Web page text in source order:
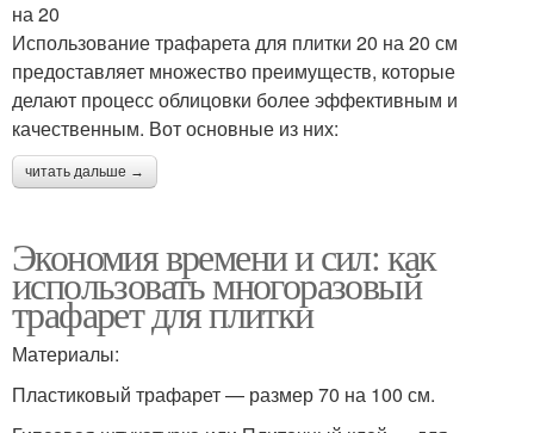
на 20
Использование трафарета для плитки 20 на 20 см
предоставляет множество преимуществ, которые
делают процесс облицовки более эффективным и
качественным. Вот основные из них:
читать дальше →
Экономия времени и сил: как
использовать многоразовый
трафарет для плитки
Материалы:
Пластиковый трафарет — размер 70 на 100 см.